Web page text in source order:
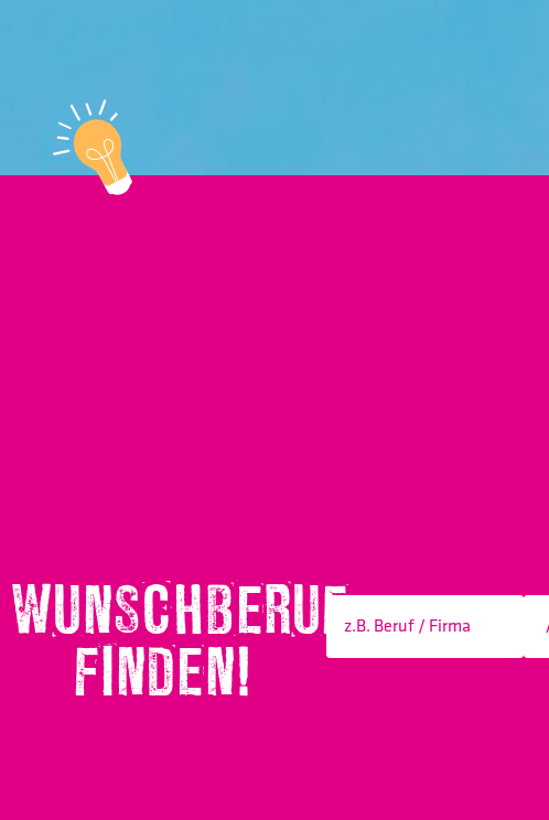
WUNSCHBERUF
FINDEN!